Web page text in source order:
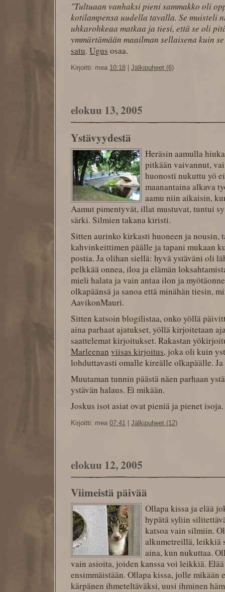
"Tultuaan vanhaksi pieni sammakko oli
kotilampensa uudella tavalla. Se muisteli
uhkarohkeaa matkaa ja tiesi, että se oli
ymmärtämään maailman sellaisena kuin
satu. Ugus osaa.
Kirjoitti: mea 10:18 Jälkipuheet (6)
elokuu 13, 2005
Ystävyydestä
Heräsin aamulla
pitkään vaivannut,
huonosti nukuttu yö
maanantaina alkava
aamu niin aikaisin,
Aamut pimentyvät, illat mustuvat, tuntui
särki. Silmien takana kiristi.
Sitten aurinko kirkasti huoneen ja nousin,
kahvinkeittimen päälle ja tapani mukaan
postia. Ja olihan siellä: hyvä ystäväni oli
pelkkää onnea, iloa ja elämän
mieli halata ja vain antaa ilon ja
olkapäänsä ja sanoa että minähän tiesin,
AavikonMauri.
Sitten katsoin blogilistaa, onko yöllä
aina parhaat ajatukset, yöllä kirjoitetaan
saattelemat kirjoitukset. Rakastan
Marleenan viisas kirjoitus, joka oli kuin
lohduttavasti omalle kireälle olkapäälle.
Muutaman tunnin päästä näen parhaan
ystävän halaus. Ei mikään.
Joskus isot asiat ovat pieniä ja pienet
Kirjoitti: mea 07:41 | Jälkipuheet (12)
elokuu 12, 2005
Viimeistä päivää
Ollapa kissa ja elää
hypätä syliin
katsoa vain silmiin.
alkumetreillä, leikkiä
aina, kun nukuttaa.
vain asioita, joiden kanssa voi leikkiä.
ensimmäistään. Ollapa kissa, jolle mikään
kärpänen ihmeteltäväksi, uusi ihminen